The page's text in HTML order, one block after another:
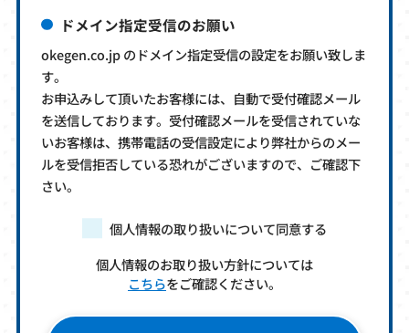
ドメイン指定受信のお願い
okegen.co.jp のドメイン指定受信の設定をお願い致しま
す。
お申込みして頂いたお客様には、自動で受付確認メール
を送信しております。受付確認メールを受信されていな
いお客様は、携帯電話の受信設定により弊社からのメー
ルを受信拒否している恐れがございますので、ご確認下
さい。
個人情報の取り扱いについて同意する
個人情報のお取り扱い方針については
こちらをご確認ください。